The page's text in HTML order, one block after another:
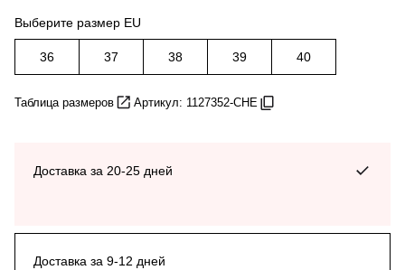
Выберите размер EU
36 37 38 39 40
Таблица размеров Артикул: 1127352-CHE
Доставка за 20-25 дней
Доставка за 9-12 дней